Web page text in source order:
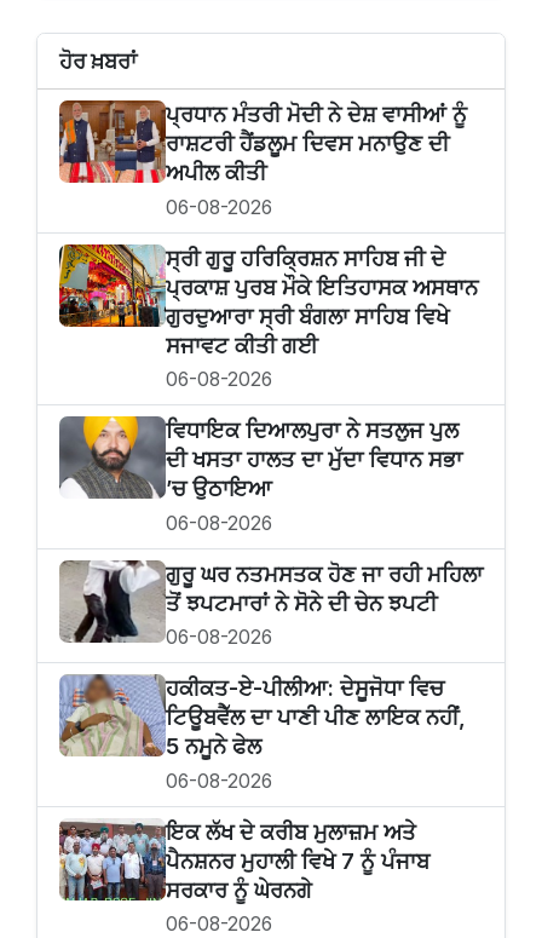
ਹੋਰ ਖ਼ਬਰਾਂ
ਪ੍ਰਧਾਨ ਮੰਤਰੀ ਮੋਦੀ ਨੇ ਦੇਸ਼ ਵਾਸੀਆਂ ਨੂੰ
ਰਾਸ਼ਟਰੀ ਹੈਂਡਲੂਮ ਦਿਵਸ ਮਨਾਉਣ ਦੀ
ਅਪੀਲ ਕੀਤੀ
06-08-2026
ਸ੍ਰੀ ਗੁਰੂ ਹਰਿਕ੍ਰਿਸ਼ਨ ਸਾਹਿਬ ਜੀ ਦੇ
ਪ੍ਰਕਾਸ਼ ਪੁਰਬ ਮੌਕੇ ਇਤਿਹਾਸਕ ਅਸਥਾਨ
ਗੁਰਦੁਆਰਾ ਸ੍ਰੀ ਬੰਗਲਾ ਸਾਹਿਬ ਵਿਖੇ
ਸਜਾਵਟ ਕੀਤੀ ਗਈ
06-08-2026
ਵਿਧਾਇਕ ਦਿਆਲਪੁਰਾ ਨੇ ਸਤਲੁਜ ਪੁਲ
ਦੀ ਖਸਤਾ ਹਾਲਤ ਦਾ ਮੁੱਦਾ ਵਿਧਾਨ ਸਭਾ
’ਚ ਉਠਾਇਆ
06-08-2026
ਗੁਰੂ ਘਰ ਨਤਮਸਤਕ ਹੋਣ ਜਾ ਰਹੀ ਮਹਿਲਾ
ਤੋਂ ਝਪਟਮਾਰਾਂ ਨੇ ਸੋਨੇ ਦੀ ਚੇਨ ਝਪਟੀ
06-08-2026
ਹਕੀਕਤ-ਏ-ਪੀਲੀਆ: ਦੇਸੂਜੋਧਾ ਵਿਚ
ਟਿਊਬਵੈੱਲ ਦਾ ਪਾਣੀ ਪੀਣ ਲਾਇਕ ਨਹੀਂ,
5 ਨਮੂਨੇ ਫੇਲ
06-08-2026
ਇਕ ਲੱਖ ਦੇ ਕਰੀਬ ਮੁਲਾਜ਼ਮ ਅਤੇ
ਪੈਨਸ਼ਨਰ ਮੁਹਾਲੀ ਵਿਖੇ 7 ਨੂੰ ਪੰਜਾਬ
ਸਰਕਾਰ ਨੂੰ ਘੇਰਨਗੇ
06-08-2026